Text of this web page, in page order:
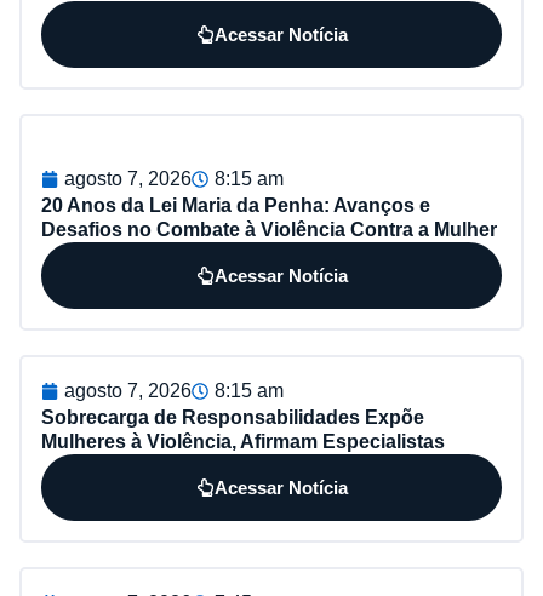
Acessar Notícia
agosto 7, 2026
8:15 am
20 Anos da Lei Maria da Penha: Avanços e
Desafios no Combate à Violência Contra a Mulher
Acessar Notícia
agosto 7, 2026
8:15 am
Sobrecarga de Responsabilidades Expõe
Mulheres à Violência, Afirmam Especialistas
Acessar Notícia